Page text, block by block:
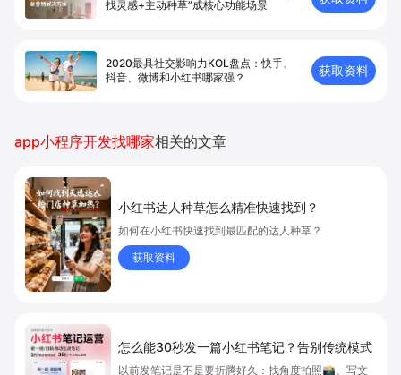
找灵感+主动种草”成核心功能场景
2020最具社交影响力KOL盘点：快手、
抖音、微博和小红书哪家强？
获取资料
app小程序开发找哪家相关的文章
小红书达人种草怎么精准快速找到？
如何在小红书快速找到最匹配的达人种草？
获取资料
怎么能30秒发一篇小红书笔记？告别传统模式
以前发笔记是不是要折腾好久：找角度拍照📸、写文